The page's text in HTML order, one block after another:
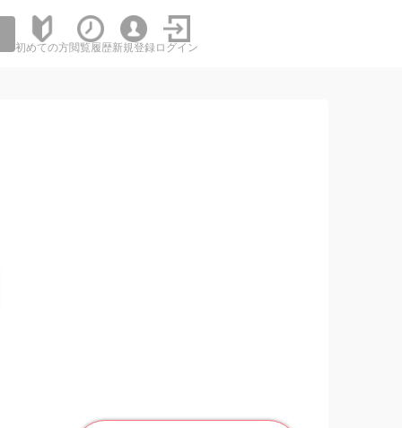
初めての方閲覧履歴新規登録 ログイン